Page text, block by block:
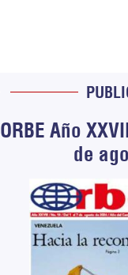
ORBE Año
de